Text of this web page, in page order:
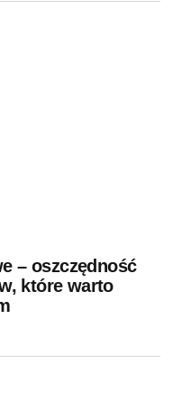
– oszczędność
które warto